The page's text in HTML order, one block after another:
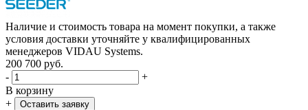
Наличие и стоимость товара на момент покупки, а также
условия доставки уточняйте у квалифицированных
менеджеров VIDAU Systems.
200 700 руб.
-
+
В корзину
+
Оставить заявку